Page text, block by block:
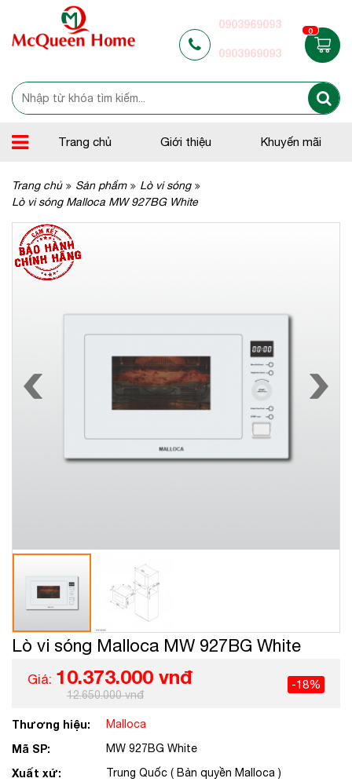
0903969093
0903969093
0
Trang chủ Giới thiệu Khuyến mãi
Trang chủ Sản phẩm
Lò vi sóng
Lò vi sóng Malloca MW 927BG White
Lò vi sóng Malloca MW 927BG White
Giá: 10.373.000 vnđ
12.650.000 vnđ
-18%
Thương hiệu: Malloca
Mã SP: MW 927BG White
Xuất xứ: Trung Quốc ( Bản quyền Malloca )